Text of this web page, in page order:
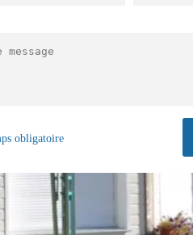
obligatoire